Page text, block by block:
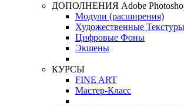
ДОПОЛНЕНИЯ Adobe Photoshop
Модули (расширения)
Художественные Текстуры
Цифровые Фоны
Экшены
КУРСЫ
FINE ART
Мастер-Класс